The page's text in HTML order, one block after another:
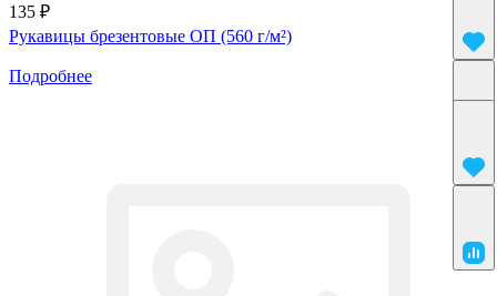
135 ₽
Рукавицы брезентовые ОП (560 г/м²)
Подробнее